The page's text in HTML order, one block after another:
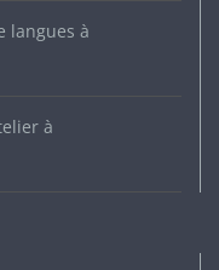
langues à
à